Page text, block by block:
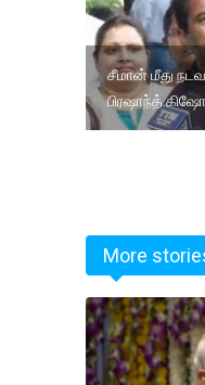
சீமான் மீது
பிரஷாந்த்
More